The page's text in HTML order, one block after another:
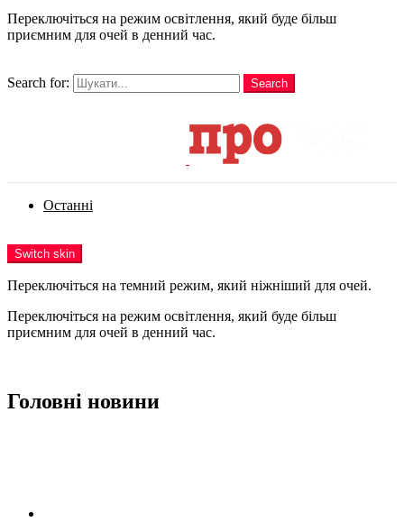
Переключіться на режим освітлення, який буде більш
приємним для очей в денний час.
Search for:
Search
Останні
Switch skin
Переключіться на темний режим, який ніжніший для очей.
Переключіться на режим освітлення, який буде більш
приємним для очей в денний час.
Головні новини